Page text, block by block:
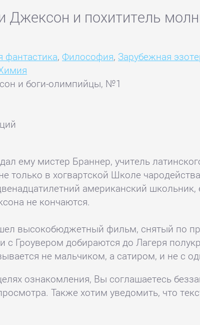
Джексон и похититель
фантастика,Философия, Зарубежная
и боги-олимпийцы, №1
ему мистер Браннер, учитель
только в хогвартской Школе
американский
не кончаются.
высокобюджетный фильм, снятый по
с Гроувером добираются до Лагеря
не мальчиком, а сатиром, и не с
ознакомления, Вы соглашаетесь
Также хотим уведомить, что